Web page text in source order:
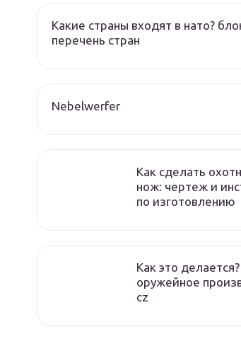
Какие страны входят в нато?
перечень стран
Nebelwerfer
Как сделать
нож: чертеж и
по изготовлению
Как это делается?
оружейное
cz